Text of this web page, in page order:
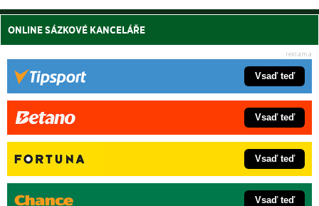
ONLINE SÁZKOVÉ KANCELÁŘE
Vsaď teď
Vsaď teď
Vsaď teď
Vsaď teď